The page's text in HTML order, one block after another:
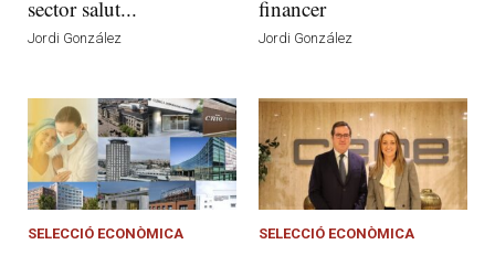
sector salut...
Jordi González
financer
Jordi González
SELECCIÓ ECONÒMICA SELECCIÓ ECONÒMICA